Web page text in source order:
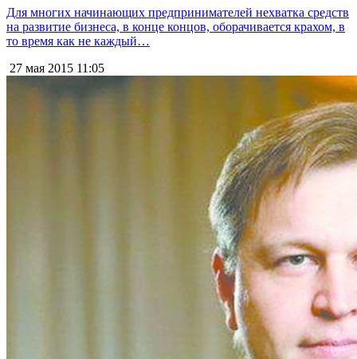
Для многих начинающих предпринимателей нехватка средств
на развитие бизнеса, в конце концов, оборачивается крахом, в
то время как не каждый…
27 мая 2015 11:05